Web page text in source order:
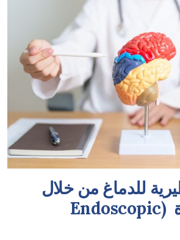
للدماغ من خلال
شقوق صغيرة (Endoscopic